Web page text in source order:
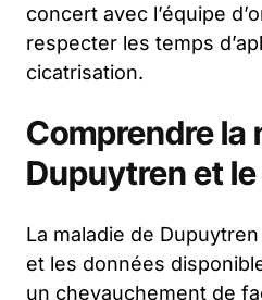
concert avec l’équipe
respecter les temps
cicatrisation.
Comprendre la
Dupuytren et
La maladie de
et les données
un chevauchement de